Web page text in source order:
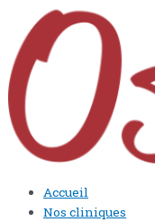
Accueil
Nos cliniques